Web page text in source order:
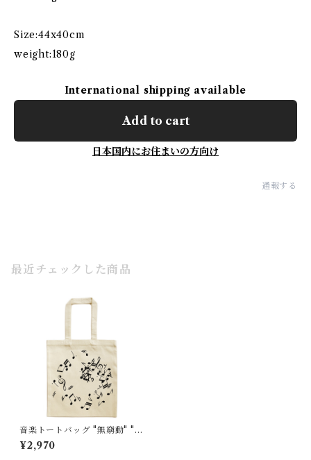
Size:44x40cm
weight:180g
International shipping available
Add to cart
日本国内にお住まいの方向け
通報する
最近チェックした商品
音楽トートバッグ "無窮動" "P
erpetuum Mobile"大
¥2,970